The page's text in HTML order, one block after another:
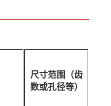
尺寸范围（齿
数或孔径等）